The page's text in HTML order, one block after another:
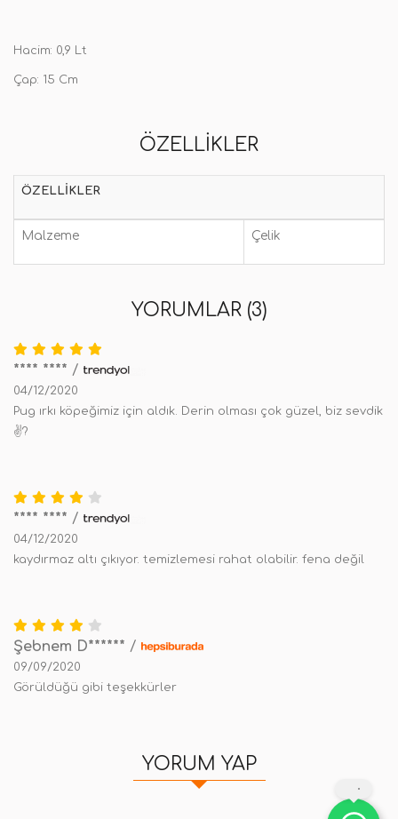
Hacim: 0,9 Lt
Çap: 15 Cm
ÖZELLIKLER
ÖZELLIKLER
Malzeme Çelik
YORUMLAR (3)
**** **** /
04/12/2020
Pug ırkı köpeğimiz için aldık. Derin olması çok güzel, biz sevdik
✌?
**** **** /
04/12/2020
kaydırmaz altı çıkıyor. temizlemesi rahat olabilir. fena değil
Şebnem D****** /
09/09/2020
Görüldüğü gibi teşekkürler
YORUM YAP